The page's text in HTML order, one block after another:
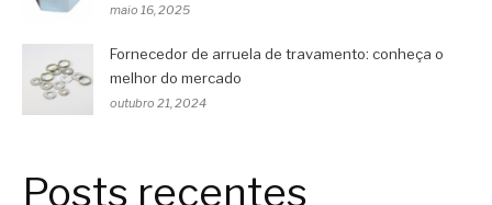
maio 16, 2025
Fornecedor de arruela de travamento: conheça o
melhor do mercado
outubro 21, 2024
Posts recentes